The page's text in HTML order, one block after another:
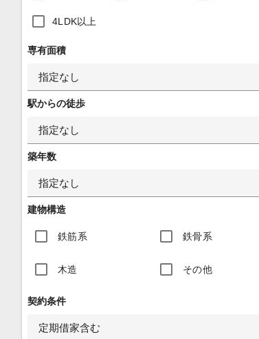
4LDK以上
専有面積
指定なし
駅からの徒歩
指定なし
築年数
指定なし
建物構造
鉄筋系 鉄骨系
木造 その他
契約条件
定期借家含む